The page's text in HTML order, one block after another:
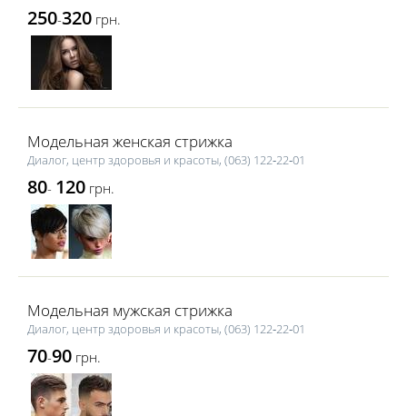
250-320 грн.
Модельная женская стрижка
Диалог, центр здоровья и красоты, (063) 122‑22‑01
80- 120 грн.
Модельная мужская стрижка
Диалог, центр здоровья и красоты, (063) 122‑22‑01
70-90 грн.